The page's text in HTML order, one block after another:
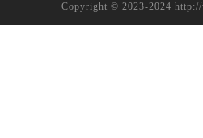
Copyright © 2023-2024